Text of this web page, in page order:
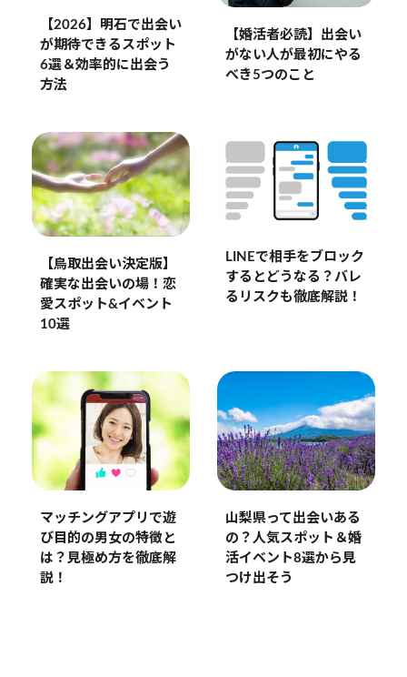
【2026】明石で出会い
が期待できるスポット
6選＆効率的に出会う
方法
【婚活者必読】出会い
がない人が最初にやる
べき5つのこと
【鳥取出会い決定版】
確実な出会いの場！恋
愛スポット&イベント
10選
LINEで相手をブロック
するとどうなる？バレ
るリスクも徹底解説！
マッチングアプリで遊
び目的の男女の特徴と
は？見極め方を徹底解
説！
山梨県って出会いある
の？人気スポット＆婚
活イベント8選から見
つけ出そう